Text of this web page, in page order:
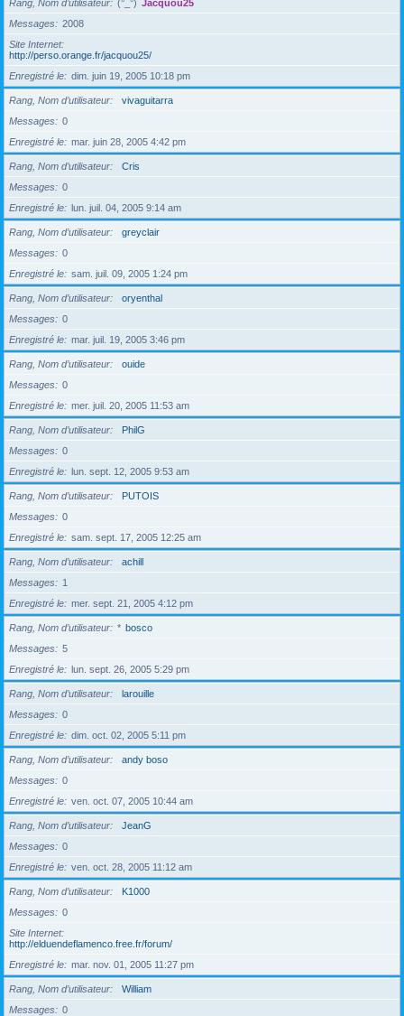
Rang, Nom d’utilisateur (°_°) Jacquou25
Messages
2008
Site Internet
http://perso.orange.fr/jacquou25/
Enregistré le
dim. juin 19, 2005 10:18 pm
Rang, Nom d’utilisateur
vivaguitarra
Messages
0
Enregistré le
mar. juin 28, 2005 4:42 pm
Rang, Nom d’utilisateur
Cris
Messages
0
Enregistré le
lun. juil. 04, 2005 9:14 am
Rang, Nom d’utilisateur
greyclair
Messages
0
Enregistré le
sam. juil. 09, 2005 1:24 pm
Rang, Nom d’utilisateur
oryenthal
Messages
0
Enregistré le
mar. juil. 19, 2005 3:46 pm
Rang, Nom d’utilisateur
ouide
Messages
0
Enregistré le
mer. juil. 20, 2005 11:53 am
Rang, Nom d’utilisateur
PhilG
Messages
0
Enregistré le
lun. sept. 12, 2005 9:53 am
Rang, Nom d’utilisateur
PUTOIS
Messages
0
Enregistré le
sam. sept. 17, 2005 12:25 am
Rang, Nom d’utilisateur
achill
Messages
1
Enregistré le
mer. sept. 21, 2005 4:12 pm
Rang, Nom d’utilisateur * bosco
Messages
5
Enregistré le
lun. sept. 26, 2005 5:29 pm
Rang, Nom d’utilisateur
larouille
Messages
0
Enregistré le
dim. oct. 02, 2005 5:11 pm
Rang, Nom d’utilisateur
andy boso
Messages
0
Enregistré le
ven. oct. 07, 2005 10:44 am
Rang, Nom d’utilisateur
JeanG
Messages
0
Enregistré le
ven. oct. 28, 2005 11:12 am
Rang, Nom d’utilisateur
K1000
Messages
0
Site Internet
http://elduendeflamenco.free.fr/forum/
Enregistré le
mar. nov. 01, 2005 11:27 pm
Rang, Nom d’utilisateur
William
Messages
0